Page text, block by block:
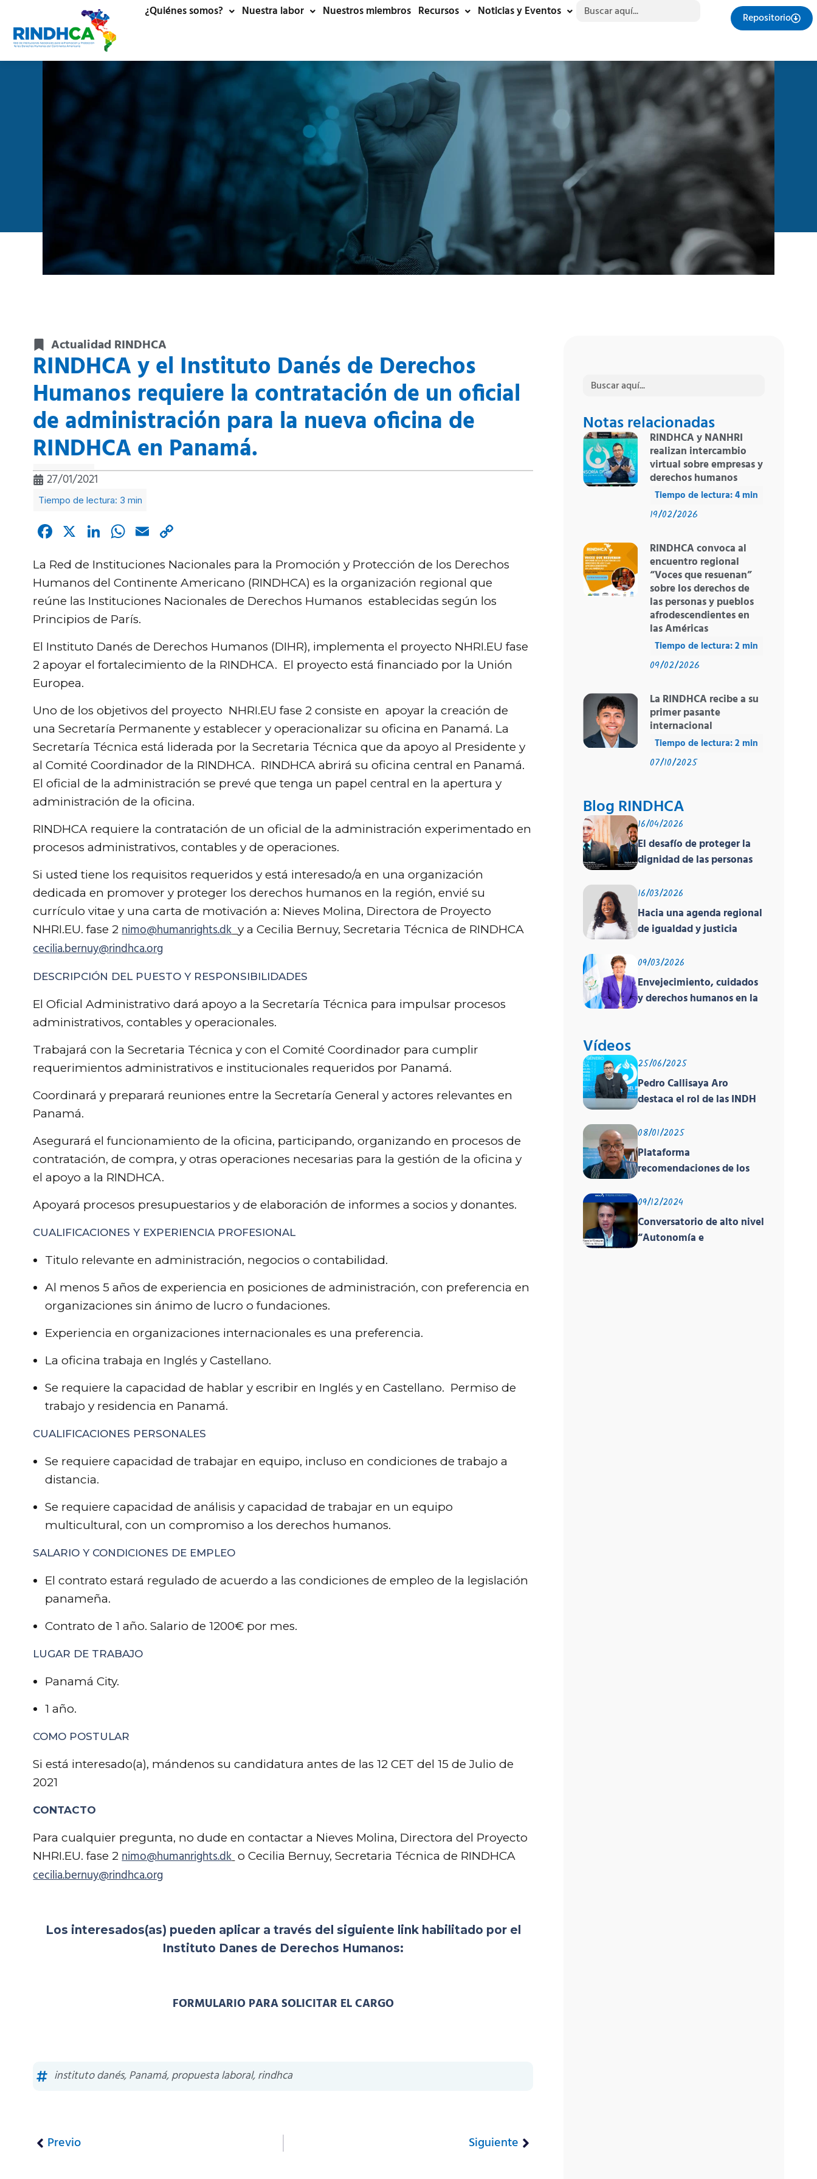
¿Quiénes somos? Nuestra labor Nuestros miembros Recursos Noticias y Eventos Buscar:
Repositorio
Actualidad RINDHCA
RINDHCA y el Instituto Danés de Derechos
Humanos requiere la contratación de un oficial
de administración para la nueva oficina de
RINDHCA en Panamá.
27/01/2021
Facebook
X LinkedIn
WhatsApp
Email
La Red de Instituciones Nacionales para la Promoción y Protección de los Derechos
Humanos del Continente Americano (RINDHCA) es la organización regional que
reúne las Instituciones Nacionales de Derechos Humanos establecidas según los
Principios de París.
El Instituto Danés de Derechos Humanos (DIHR), implementa el proyecto NHRI.EU fase
2 apoyar el fortalecimiento de la RINDHCA. El proyecto está financiado por la Unión
Europea.
Uno de los objetivos del proyecto NHRI.EU fase 2 consiste en apoyar la creación de
una Secretaría Permanente y establecer y operacionalizar su oficina en Panamá. La
Secretaría Técnica está liderada por la Secretaria Técnica que da apoyo al Presidente y
al Comité Coordinador de la RINDHCA. RINDHCA abrirá su oficina central en Panamá.
El oficial de la administración se prevé que tenga un papel central en la apertura y
administración de la oficina.
RINDHCA requiere la contratación de un oficial de la administración experimentado en
procesos administrativos, contables y de operaciones.
Si usted tiene los requisitos requeridos y está interesado/a en una organización
dedicada en promover y proteger los derechos humanos en la región, envié su
currículo vitae y una carta de motivación a: Nieves Molina, Directora de Proyecto
NHRI.EU. fase 2 nimo@humanrights.dk y a Cecilia Bernuy, Secretaria Técnica de RINDHCA
cecilia.bernuy@rindhca.org
DESCRIPCIÓN DEL PUESTO Y RESPONSIBILIDADES
El Oficial Administrativo dará apoyo a la Secretaría Técnica para impulsar procesos
administrativos, contables y operacionales.
Trabajará con la Secretaria Técnica y con el Comité Coordinador para cumplir
requerimientos administrativos e institucionales requeridos por Panamá.
Coordinará y preparará reuniones entre la Secretaría General y actores relevantes en
Panamá.
Asegurará el funcionamiento de la oficina, participando, organizando en procesos de
contratación, de compra, y otras operaciones necesarias para la gestión de la oficina y
el apoyo a la RINDHCA.
Apoyará procesos presupuestarios y de elaboración de informes a socios y donantes.
CUALIFICACIONES Y EXPERIENCIA PROFESIONAL
Titulo relevante en administración, negocios o contabilidad.
Al menos 5 años de experiencia en posiciones de administración, con preferencia en
organizaciones sin ánimo de lucro o fundaciones.
Experiencia en organizaciones internacionales es una preferencia.
La oficina trabaja en Inglés y Castellano.
Se requiere la capacidad de hablar y escribir en Inglés y en Castellano. Permiso de
trabajo y residencia en Panamá.
CUALIFICACIONES PERSONALES
Se requiere capacidad de trabajar en equipo, incluso en condiciones de trabajo a
distancia.
Se requiere capacidad de análisis y capacidad de trabajar en un equipo
multicultural, con un compromiso a los derechos humanos.
SALARIO Y CONDICIONES DE EMPLEO
El contrato estará regulado de acuerdo a las condiciones de empleo de la legislación
panameña.
Contrato de 1 año. Salario de 1200€ por mes.
LUGAR DE TRABAJO
Panamá City.
1 año.
COMO POSTULAR
Si está interesado(a), mándenos su candidatura antes de las 12 CET del 15 de Julio de
2021
CONTACTO
Para cualquier pregunta, no dude en contactar a Nieves Molina, Directora del Proyecto
NHRI.EU. fase 2 nimo@humanrights.dk o Cecilia Bernuy, Secretaria Técnica de RINDHCA
cecilia.bernuy@rindhca.org
Los interesados(as) pueden aplicar a través del siguiente link habilitado por el
Instituto Danes de Derechos Humanos:
FORMULARIO PARA SOLICITAR EL CARGO
instituto danés,Panamá,propuesta laboral,rindhca
Previo Siguiente
Buscar:
Notas relacionadas
RINDHCA y NANHRI
realizan intercambio
virtual sobre empresas y
derechos humanos
19/02/2026
RINDHCA convoca al
encuentro regional
“Voces que resuenan”
sobre los derechos de
las personas y pueblos
afrodescendientes en
las Américas
09/02/2026
La RINDHCA recibe a su
primer pasante
internacional
07/10/2025
Blog RINDHCA
16/04/2026
El desafío de proteger la
dignidad de las personas
un contexto
deshumanizante y cruel
16/03/2026
Hacia una agenda regional
de igualdad y justicia
09/03/2026
Envejecimiento, cuidados
y derechos humanos en la
Vídeos
25/06/2025
Pedro Callisaya Aro
destaca el rol de las INDH
global sobre derechos
humanos organizado por
PNUD, la OACNUDH y la
08/01/2025
Plataforma
recomendaciones de los
el EPU
09/12/2024
Conversatorio de alto nivel
“Autonomía e